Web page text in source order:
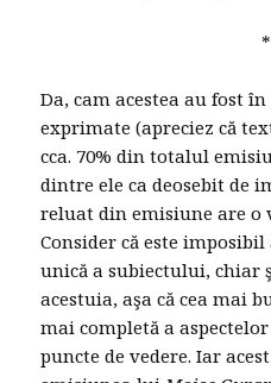
*
Da, cam acestea au fost
exprimate (apreciez că
cca. 70% din totalul
dintre ele ca deosebit de
reluat din emisiune are o
Consider că este
unică a subiectului, chiar
acestuia, aşa că cea mai
mai completă a
puncte de vedere. Iar